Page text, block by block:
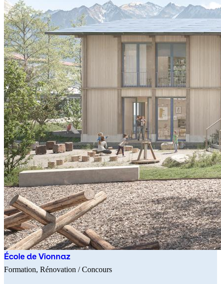
École de Vionnaz
Formation Rénovation / Concours